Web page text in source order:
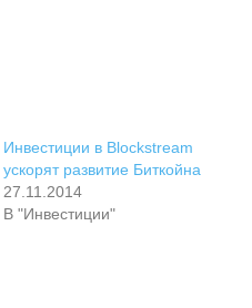
Инвестиции в Blockstream
ускорят развитие Биткойна
27.11.2014
В "Инвестиции"